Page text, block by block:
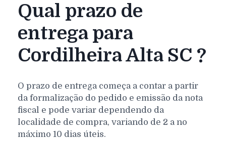
Qual prazo de
entrega para
Cordilheira Alta SC ?
O prazo de entrega começa a contar a partir
da formalização do pedido e emissão da nota
fiscal e pode variar dependendo da
localidade de compra, variando de 2 a no
máximo 10 dias úteis.